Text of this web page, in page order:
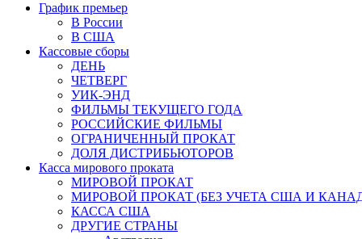
График премьер
В России
В США
Кассовые сборы
ДЕНЬ
ЧЕТВЕРГ
УИК-ЭНД
ФИЛЬМЫ ТЕКУЩЕГО ГОДА
РОССИЙСКИЕ ФИЛЬМЫ
ОГРАНИЧЕННЫЙ ПРОКАТ
ДОЛЯ ДИСТРИБЬЮТОРОВ
Касса мирового проката
МИРОВОЙ ПРОКАТ
МИРОВОЙ ПРОКАТ (БЕЗ УЧЕТА США И
КАССА США
ДРУГИЕ СТРАНЫ